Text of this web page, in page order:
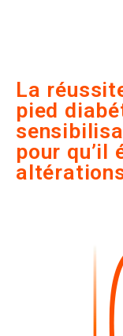
La
pied
pour qu’il